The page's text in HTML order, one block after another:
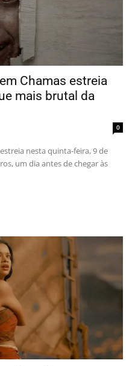
Chamas estreia
mais brutal da
0
nesta quinta-feira, 9 de
um dia antes de chegar às